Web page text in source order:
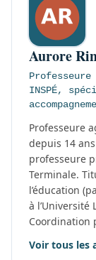
Aurore
INSPÉ,
Professeure
depuis 14
professeure
Terminale.
l’éducation
à l’Université
Coordination
Voir tous les